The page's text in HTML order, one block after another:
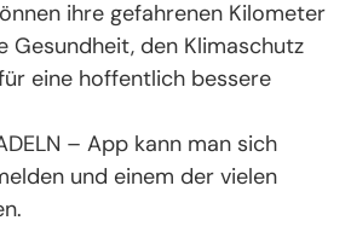
ihre gefahrenen Kilometer
Gesundheit, den Klimaschutz
eine hoffentlich bessere
– App kann man sich
und einem der vielen